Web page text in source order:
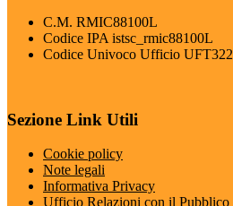
C.M. RMIC88100L
Codice IPA istsc_rmic88100L
Codice Univoco Ufficio UFT322
Sezione Link Utili
Cookie policy
Note legali
Informativa Privacy
Ufficio Relazioni con il Pubblico